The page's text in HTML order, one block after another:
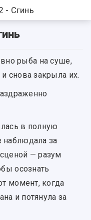
- Сгинь
рыба на суше,
снова закрыла их.
в полную
наблюдала за
— разум
осознать
момент, когда
и потянула за